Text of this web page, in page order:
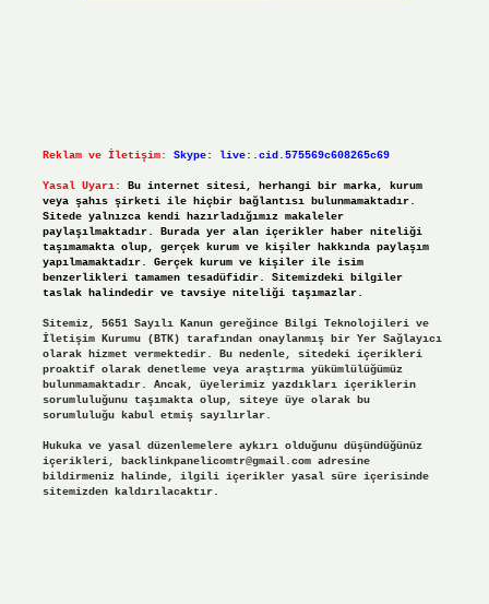
Reklam ve İletişim: Skype: live:.cid.575569c608265c69
Yasal Uyarı:
Bu internet sitesi, herhangi bir marka, kurum
veya şahıs şirketi ile hiçbir bağlantısı bulunmamaktadır.
Sitede yalnızca kendi hazırladığımız makaleler
paylaşılmaktadır. Burada yer alan içerikler haber niteliği
taşımamakta olup, gerçek kurum ve kişiler hakkında paylaşım
yapılmamaktadır. Gerçek kurum ve kişiler ile isim
benzerlikleri tamamen tesadüfidir. Sitemizdeki bilgiler
taslak halindedir ve tavsiye niteliği taşımazlar.
Sitemiz, 5651 Sayılı Kanun gereğince Bilgi Teknolojileri ve
İletişim Kurumu (BTK) tarafından onaylanmış bir Yer Sağlayıcı
olarak hizmet vermektedir. Bu nedenle, sitedeki içerikleri
proaktif olarak denetleme veya araştırma yükümlülüğümüz
bulunmamaktadır. Ancak, üyelerimiz yazdıkları içeriklerin
sorumluluğunu taşımakta olup, siteye üye olarak bu
sorumluluğu kabul etmiş sayılırlar.
Hukuka ve yasal düzenlemelere aykırı olduğunu düşündüğünüz
içerikleri, backlinkpanelicomtr@gmail.comadresine
bildirmeniz halinde, ilgili içerikler yasal süre içerisinde
sitemizden kaldırılacaktır.